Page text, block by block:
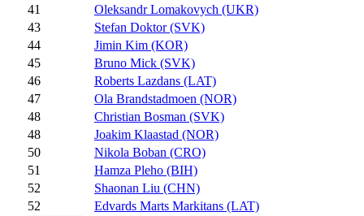
41
Oleksandr Lomakovych (UKR)
43
Stefan Doktor (SVK)
44
Jimin Kim (KOR)
45
Bruno Mick (SVK)
46
Roberts Lazdans (LAT)
47
Ola Brandstadmoen (NOR)
48
Christian Bosman (SVK)
48
Joakim Klaastad (NOR)
50
Nikola Boban (CRO)
51
Hamza Pleho (BIH)
52
Shaonan Liu (CHN)
52
Edvards Marts Markitans (LAT)